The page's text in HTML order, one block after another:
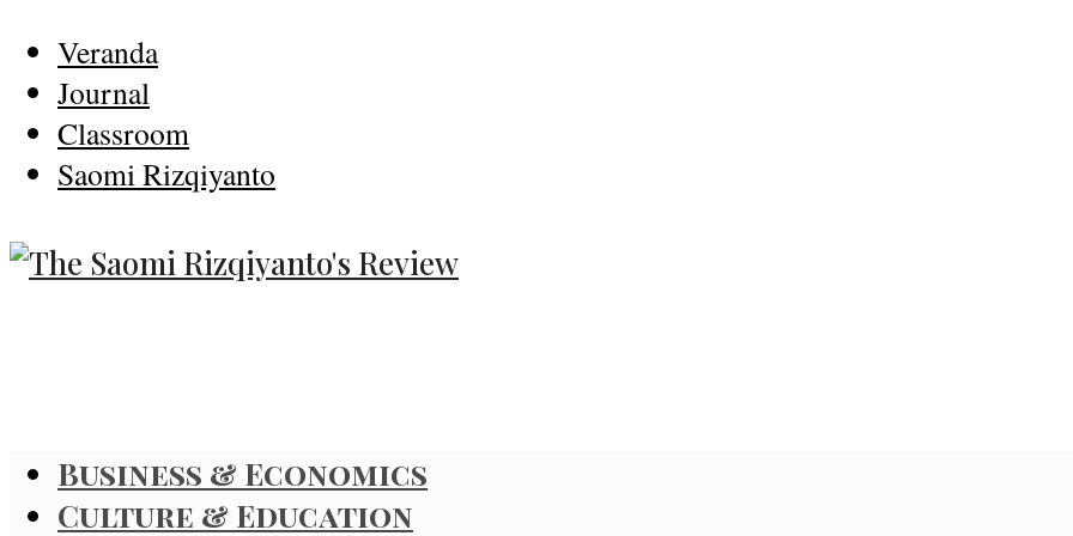
Veranda
Journal
Classroom
Saomi Rizqiyanto
Business & Economics
Culture & Education